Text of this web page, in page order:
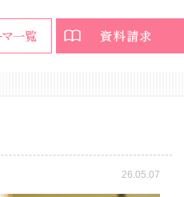
26.05.07